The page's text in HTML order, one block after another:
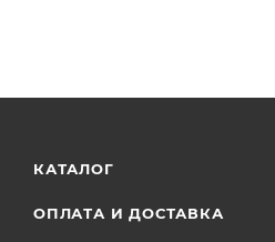
КАТАЛОГ
ОПЛАТА И ДОСТАВКА